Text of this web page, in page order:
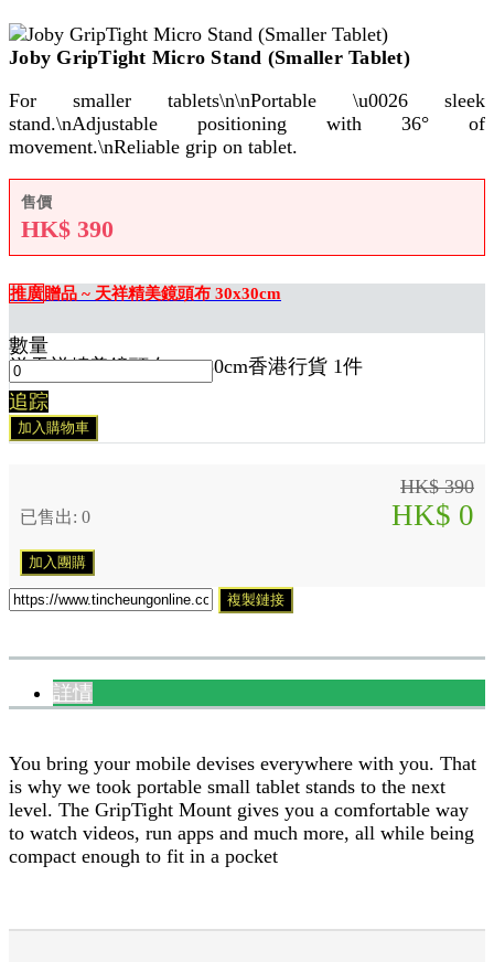
Joby GripTight Micro Stand (Smaller Tablet)
For smaller tablets\n\nPortable \u0026 sleek
stand.\nAdjustable positioning with 36° of
movement.\nReliable grip on tablet.
售價
HK$ 390
推廣贈品 ~ 天祥精美鏡頭布 30x30cm
送天祥精美鏡頭布 30x30cm香港行貨 1件
數量
追踪
加入購物車
HK$ 390
已售出: 0 HK$ 0
加入團購
複製鏈接
詳情
You bring your mobile devises everywhere with you. That
is why we took portable small tablet stands to the next
level. The GripTight Mount gives you a comfortable way
to watch videos, run apps and much more, all while being
compact enough to fit in a pocket